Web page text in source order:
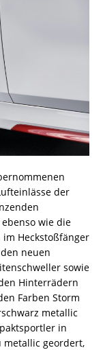
der
wie die
Heckstoßfänger
neuen
sowie
Hinterrädern
Farben Storm
metallic
in
metallic geordert,